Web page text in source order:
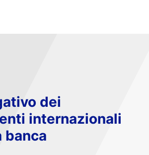
dei
internazionali
banca